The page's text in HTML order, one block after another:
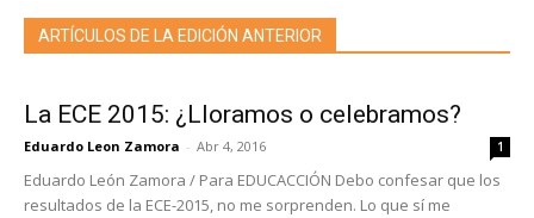
ARTÍCULOS DE LA EDICIÓN ANTERIOR
La ECE 2015: ¿Lloramos o celebramos?
Eduardo Leon Zamora - Abr 4, 2016 1
Eduardo León Zamora / Para EDUCACCIÓN Debo confesar que los
resultados de la ECE-2015, no me sorprenden. Lo que sí me